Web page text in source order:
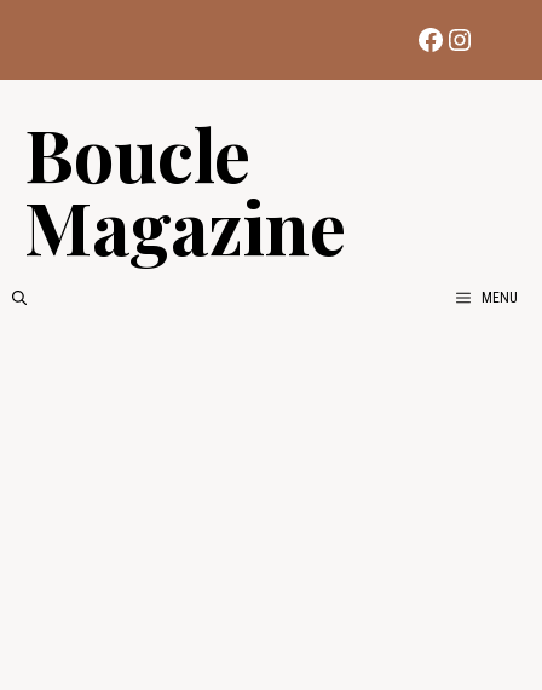
contenu
Facebook
Boucle
Magazine
MENU